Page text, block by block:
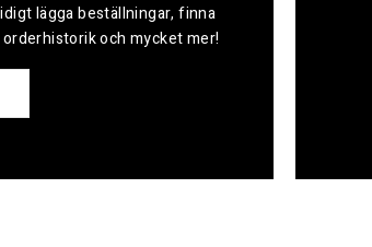
lägga beställningar, finna
och mycket mer!